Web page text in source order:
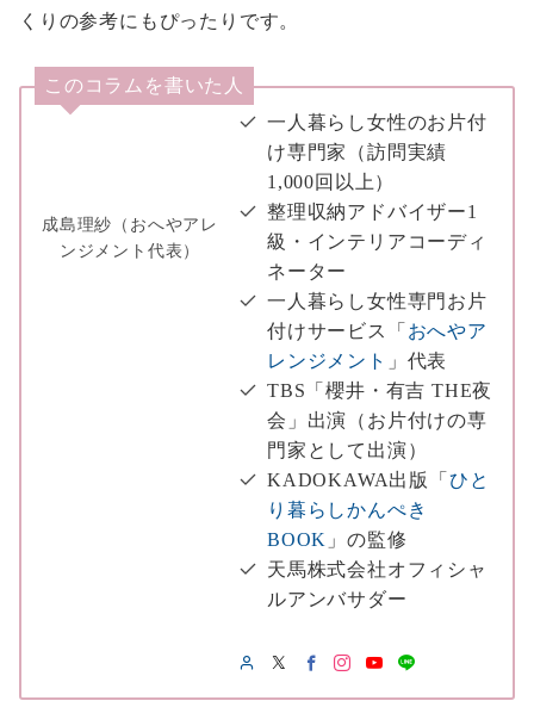
くりの参考にもぴったりです。
このコラムを書いた人
成島理紗（おへやアレ
ンジメント代表）
一人暮らし女性のお片付
け専門家（訪問実績
1,000回以上）
整理収納アドバイザー1
級・インテリアコーディ
ネーター
一人暮らし女性専門お片
付けサービス「 おへやア
レンジメント
」代表
TBS「櫻井・有吉 THE夜
会」出演（お片付けの専
門家として出演）
KADOKAWA出版「 ひと
り暮らしかんぺき
BOOK 」の監修
天馬株式会社オフィシャ
ルアンバサダー